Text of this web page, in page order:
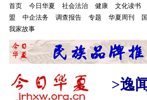
首页 今日华夏 社会法治 健康 文化读书
盟
中企法务 调查报告 专题 华夏周刊
我家故事
>逸